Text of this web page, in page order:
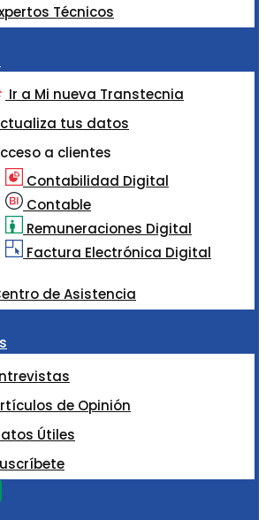
Técnicos
Ir a Mi nueva Transtecnia
tus datos
a clientes
Contabilidad Digital
Contable
Remuneraciones Digital
Factura Electrónica Digital
de Asistencia
de Opinión
Útiles